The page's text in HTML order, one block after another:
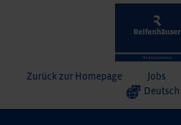
Zurück zur Homepage Jobs
Deutsch